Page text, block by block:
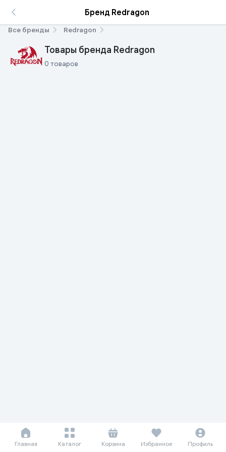
Бренд Redragon
Все бренды Redragon
Товары бренда Redragon
0 товаров
Главная Каталог Корзина Избранное Профиль